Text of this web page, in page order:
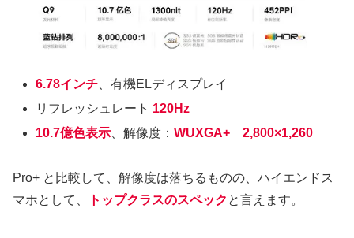
6.78インチ 、有機ELディスプレイ
リフレッシュレート 120Hz
10.7億色表示、解像度：WUXGA+ 2,800×1,260
Pro+ と比較して、解像度は落ちるものの、ハイエンドス
マホとして、
トップクラスのスペック と言えます。